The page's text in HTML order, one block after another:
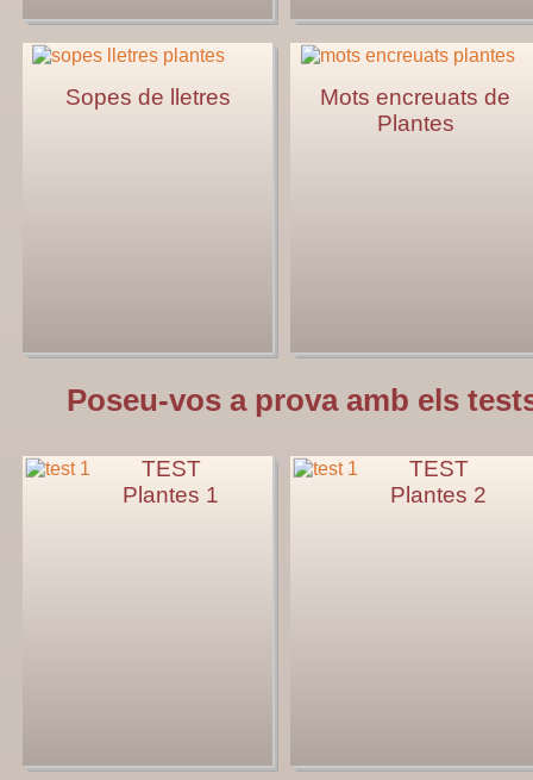
Sopes de lletres
Mots encreuats de
Plantes
Poseu-vos a prova amb els
TEST
Plantes 1
TEST
Plantes 2